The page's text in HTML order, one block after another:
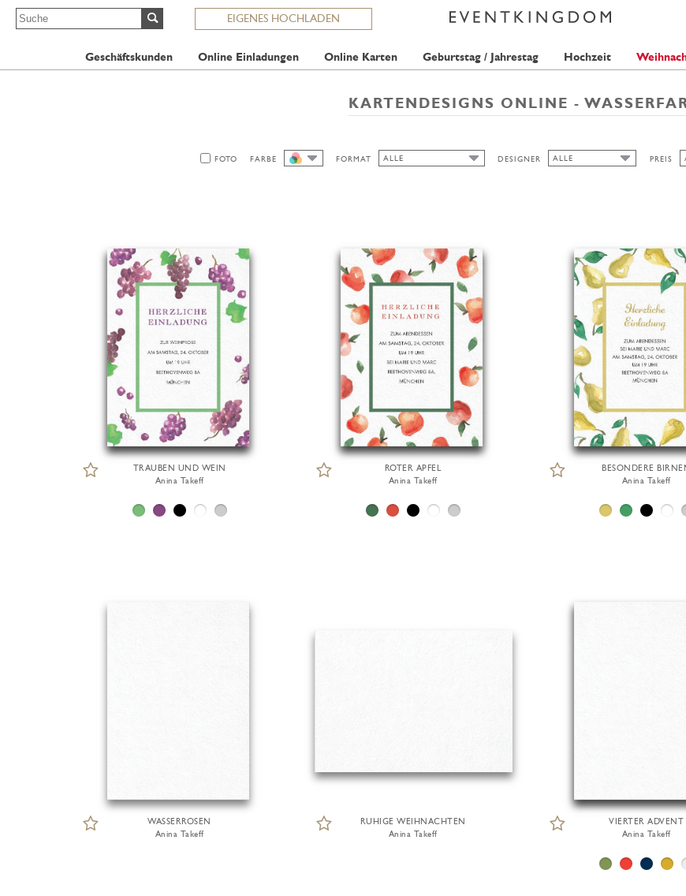
EIGENES HOCHLADEN
Geschäftskunden Online Einladungen Online Karten Geburtstag / Jahrestag Hochzeit
KARTENDESIGNS ONLINE -
FOTO
FARBE
FORMAT
HOCH/SCHMAL
ALLE
DESIGNER
ALLE
PREIS
TRAUBEN UND WEIN
Anina Takeff
ROTER APFEL
Anina Takeff
BESONDERE
Anina Takeff
WASSERROSEN
Anina Takeff
RUHIGE WEIHNACHTEN
Anina Takeff
VIERTER ADVENT
Anina Takeff